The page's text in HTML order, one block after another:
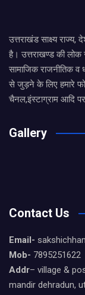
उत्तराखंड साक्ष्य
है। उत्तराखण्ड की लोक
सामाजिक राजनीतिक व
से जुड़ने के लिए हमारे
चैनल,इंस्टाग्राम आदि
Gallery
Contact Us
Email-
Mob- 7895251622
Addr– village &
mandir dehradun,